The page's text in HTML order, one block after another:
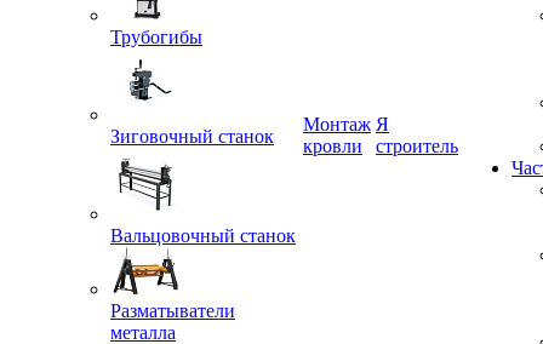
Трубогибы
Зиговочный станок
Вальцовочный станок
Разматыватели
металла
кровли
строитель